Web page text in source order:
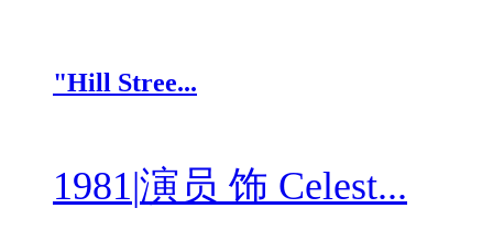
"Hill Stree...
1981|演员 饰 Celest...